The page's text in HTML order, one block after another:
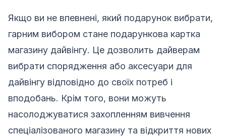
Якщо ви не впевнені, який подарунок вибрати,
гарним вибором стане подарункова картка
магазину дайвінгу. Це дозволить дайверам
вибрати спорядження або аксесуари для
дайвінгу відповідно до своїх потреб і
вподобань. Крім того, вони можуть
насолоджуватися захопленням вивчення
спеціалізованого магазину та відкриття нових